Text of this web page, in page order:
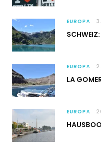
EUROPA
EUROPA
LA
EUROPA